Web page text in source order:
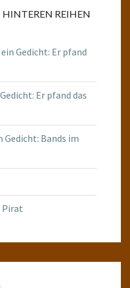
HINTEREN REIHEN
Gedicht: Er pfand
Er pfand das
Gedicht: Bands im
Pirat